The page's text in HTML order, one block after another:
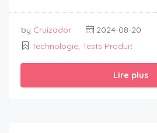
by Cruizador
2024-08-20
Technologie, Tests Produit
Lire plus